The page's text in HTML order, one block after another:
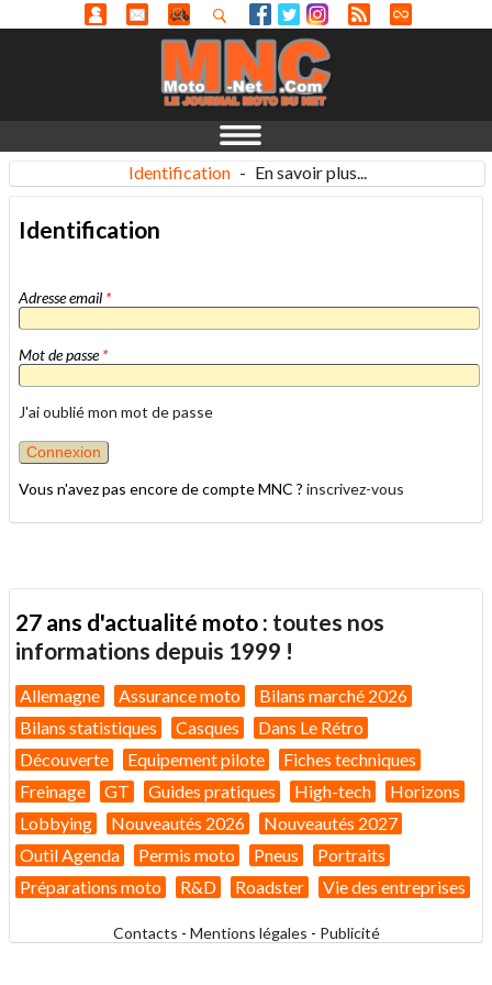
Identification - En savoir plus...
Identification
Adresse email *
Mot de passe*
J'ai oublié mon mot de passe
Vous n'avez pas encore de compte MNC ? inscrivez-vous
27 ans d'actualité moto : toutes nos
informations depuis 1999 !
Allemagne Assurance moto
Bilans marché 2026
Bilans statistiques
Casques
Dans Le Rétro
Découverte
Equipement pilote
Fiches techniques
Freinage
GT Guides pratiques High-tech
Horizons
Lobbying
Nouveautés 2026
Nouveautés 2027
Outil Agenda
Permis moto Pneus
Portraits
Préparations moto
R&D Roadster Vie des entreprises
Contacts - Mentions légales - Publicité